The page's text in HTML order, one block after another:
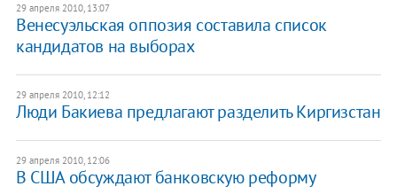
29 апреля 2010, 13:07
Венесуэльская оппозия составила список
кандидатов на выборах
29 апреля 2010, 12:12
Люди Бакиева предлагают разделить Киргизстан
29 апреля 2010, 12:06
В США обсуждают банковскую реформу